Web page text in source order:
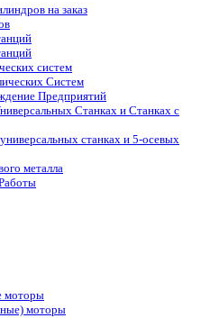
на заказ
систем
Систем
Предприятий
Станках и Станках с
станках и 5-осевых
металла
моторы
моторы